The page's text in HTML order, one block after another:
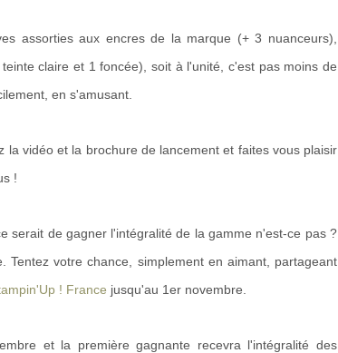
assorties aux encres de la marque (+ 3 nuanceurs),
claire et 1 foncée), soit à l'unité, c'est pas moins de
en s'amusant.
la vidéo et la brochure de lancement et faites vous plaisir
!
serait de gagner l'intégralité de la gamme n'est-ce pas ?
Tentez votre chance, simplement en aimant, partageant
! France jusqu'au 1er novembre.
et la première gagnante recevra l'intégralité des